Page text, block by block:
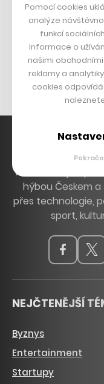
DESIGN
Bomma není tichá
Originální hodinky
Nábytek z betonu
Hlavní zdroj
hýbou Českem
přes technologie,
sport,
NEJČTENĚJŠÍ
Byznys
Entertainment
Startupy
Pomocí cookies
analýze
funkcí
Informace o
našimi
reklamy a
cookies